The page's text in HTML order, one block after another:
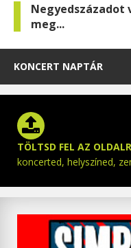
Negyedszázadot
meg...
KONCERT NAPTÁR
TÖLTSD FEL AZ
koncerted, helyszíned,